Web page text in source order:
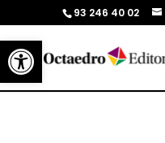
Abrir barra de herramientas
93 246 40 02